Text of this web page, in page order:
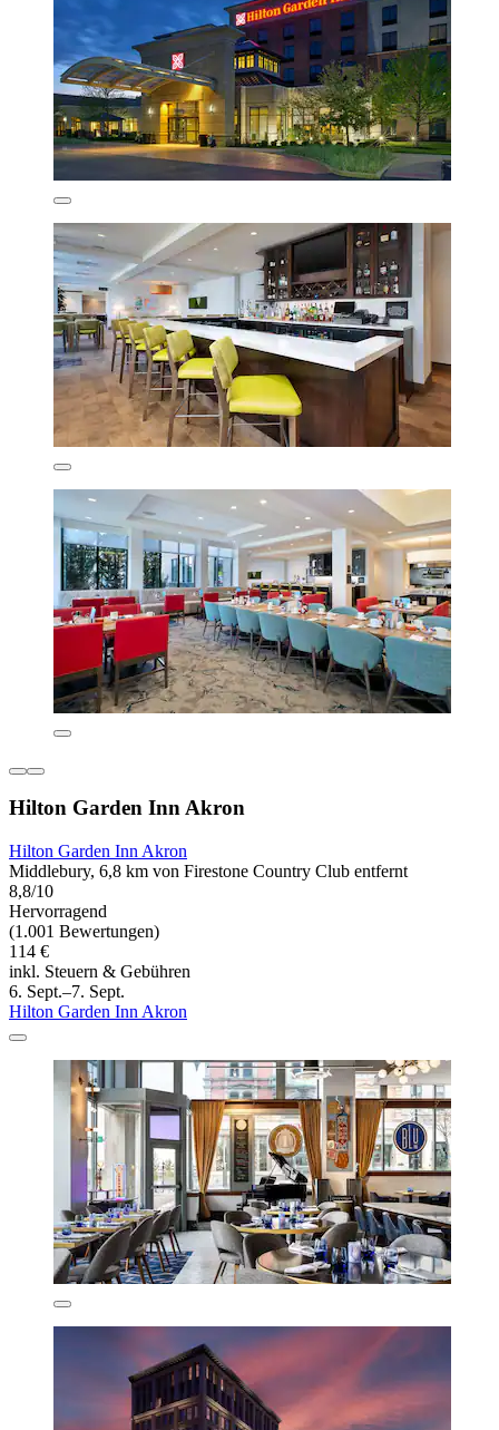
Hilton Garden Inn Akron
Hilton Garden Inn Akron
Middlebury, 6,8 km von Firestone Country Club entfernt
8,8/10
Hervorragend
(1.001 Bewertungen)
114 €
inkl. Steuern & Gebühren
6. Sept.–7. Sept.
Hilton Garden Inn Akron